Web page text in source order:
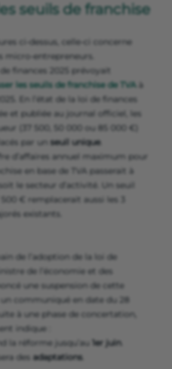
seuils de franchise
ci-dessus, celle-ci concerne
micro-entrepreneurs.
de finances 2025 prévoyait
les seuils de franchise de TVA à
En l’état de la loi de finances
et publiée au journal officiel, les
(37 500, 50 000 ou 85 000 €)
par un seuil unique.
d’affaires annuel maximum pour
en base de TVA passerait à
le secteur d’activité. Un seuil
€ remplacerait aussi les 3
existants.
de l’adoption de la loi de
de l’économie et des
une suspension de cette
communiqué en date du 28
à une phase de concertation,
indique :
la réforme jusqu’au 1er juin.
des adaptations.